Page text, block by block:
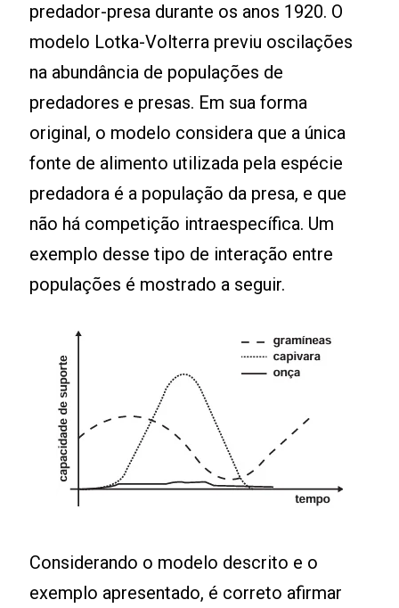
predador-presa durante os anos 1920. O
modelo Lotka-Volterra previu oscilações
na abundância de populações de
predadores e presas. Em sua forma
original, o modelo considera que a única
fonte de alimento utilizada pela espécie
predadora é a população da presa, e que
não há competição intraespecífica. Um
exemplo desse tipo de interação entre
populações é mostrado a seguir.
Considerando o modelo descrito e o
exemplo apresentado, é correto afirmar